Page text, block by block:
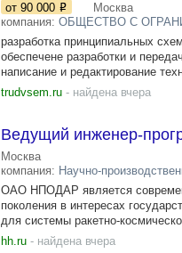
от 90 000
Москва
компания: ОБЩЕСТВО С
разработка принципиальных
обеспечене разработки и
написание и редактирование
trudvsem.ru - найдена вчера
Ведущий инженер-
Москва
компания: Научно-
ОАО НПОДАР является
поколения в интересах
для системы ракетно-
hh.ru - найдена вчера